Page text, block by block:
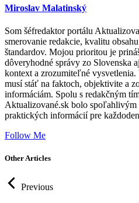
Miroslav Malatinský
Som šéfredaktor portálu
smerovanie redakcie, kvalitu
štandardov. Mojou prioritou je
dôveryhodné správy zo Slovenska
kontext a zrozumiteľné
musí stáť na faktoch, objektivite a
informáciám. Spolu s redakčným
Aktualizované.sk bolo spoľahlivým
praktických informácií pre
Follow Me
Other Articles
Previous